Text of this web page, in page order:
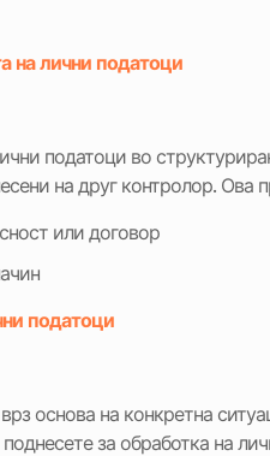
на лични податоци
податоци во
на друг контролор. Ова
или договор
податоци
основа на конкретна
за обработка на